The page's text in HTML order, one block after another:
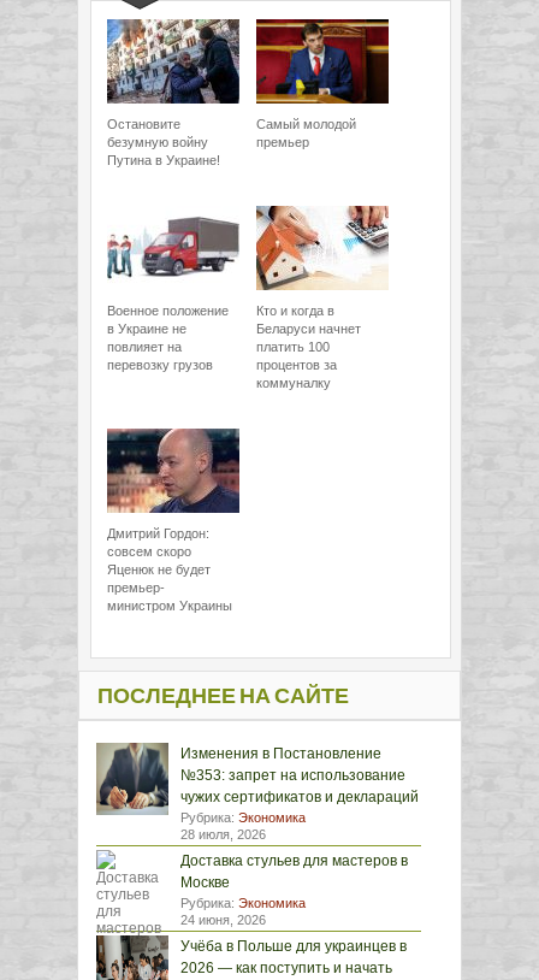
Остановите
безумную войну
Путина в Украине!
Самый молодой
премьер
Военное положение
в Украине не
повлияет на
перевозку грузов
Кто и когда в
Беларуси начнет
платить 100
процентов за
коммуналку
Дмитрий Гордон:
совсем скоро
Яценюк не будет
премьер-
министром Украины
ПОСЛЕДНЕЕ НА САЙТЕ
Изменения в Постановление
№353: запрет на использование
чужих сертификатов и деклараций
Рубрика: Экономика
28 июля, 2026
Доставка стульев для мастеров в
Москве
Рубрика: Экономика
24 июня, 2026
Учёба в Польше для украинцев в
2026 — как поступить и начать